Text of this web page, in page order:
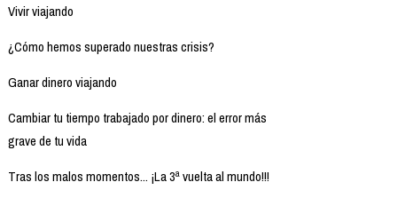
Vivir viajando
¿Cómo hemos superado nuestras crisis?
Ganar dinero viajando
Cambiar tu tiempo trabajado por dinero: el error más
grave de tu vida
Tras los malos momentos... ¡La 3ª vuelta al mundo!!!